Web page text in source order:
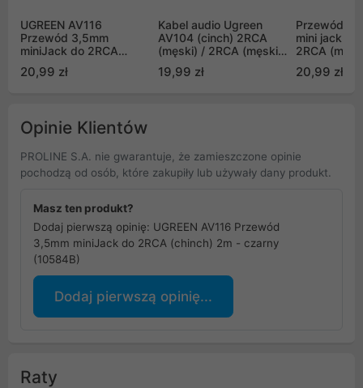
UGREEN AV116
Przewód 3,5mm
miniJack do 2RCA
(10590B)
20,99 zł
Kabel audio Ugreen
AV104 (cinch) 2RCA
(męski) / 2RCA (męski)
19,99 zł
Przewód
mini jack
2RCA
20,99 zł
Opinie Klientów
PROLINE S.A. nie gwarantuje, że zamieszczone opinie
pochodzą od osób, które zakupiły lub używały dany produkt.
Masz ten produkt?
Dodaj pierwszą opinię: UGREEN AV116 Przewód
3,5mm miniJack do 2RCA (chinch) 2m - czarny
(10584B)
Dodaj pierwszą opinię...
Raty